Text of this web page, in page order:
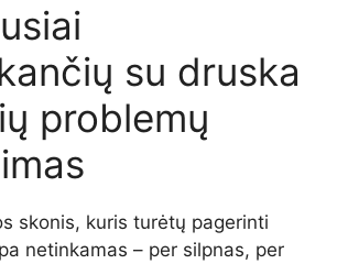
su druska
problemų
skonis, kuris turėtų pagerinti
netinkamas – per silpnas, per